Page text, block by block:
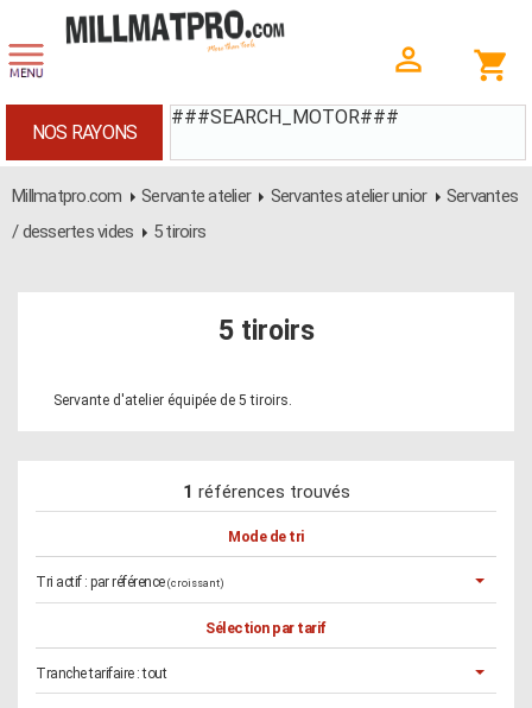
###SEARCH_MOTOR###
NOS RAYONS
Millmatpro.com Servante atelier Servantes atelier unior
Servantes
/ dessertes vides
5 tiroirs
5 tiroirs
Servante d'atelier équipée de 5 tiroirs.
1 références trouvés
Mode de tri
Tri actif : par référence (croissant)
Sélection par tarif
Tranche tarifaire :tout